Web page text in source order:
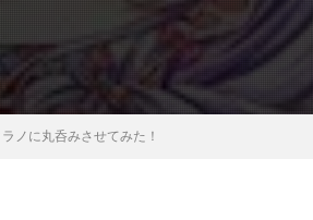
ノに丸呑みさせてみた！